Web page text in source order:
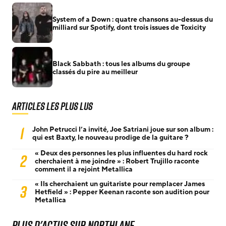
System of a Down : quatre chansons au-dessus du
milliard sur Spotify, dont trois issues de Toxicity
Black Sabbath : tous les albums du groupe
classés du pire au meilleur
Articles les plus lus
1
John Petrucci l’a invité, Joe Satriani joue sur son album :
qui est Baxty, le nouveau prodige de la guitare ?
2
« Deux des personnes les plus influentes du hard rock
cherchaient à me joindre » : Robert Trujillo raconte
comment il a rejoint Metallica
3
« Ils cherchaient un guitariste pour remplacer James
Hetfield » : Pepper Keenan raconte son audition pour
Metallica